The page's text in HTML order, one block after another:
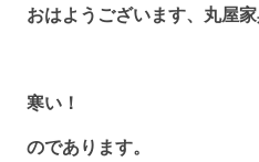
おはようございます、丸屋家
寒い！
のであります。